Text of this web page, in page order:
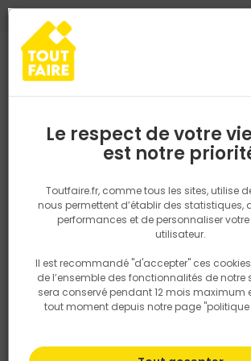
Retrouvez les délais et
livraison ainsi que les
PRODUITS Outillage & équipement
Le respect de votre
est notre
Toutfaire.fr, comme tous les sites, utilise
nous permettent d’établir des statistiques,
performances et de personnaliser votre
utilisateur.
Il est recommandé "d'accepter" ces
de l’ensemble des fonctionnalités de notre
sera conservé pendant 12 mois maximum
tout moment depuis notre page "politique
TROUVEZ VOTRE MAGASIN
Saisissez votre région pour les
P. ex. Ile de france
Rechercher
Nous utilisons des cookies pour fournir ce
savoir plus sur la façon dont nous
dans notre politique.